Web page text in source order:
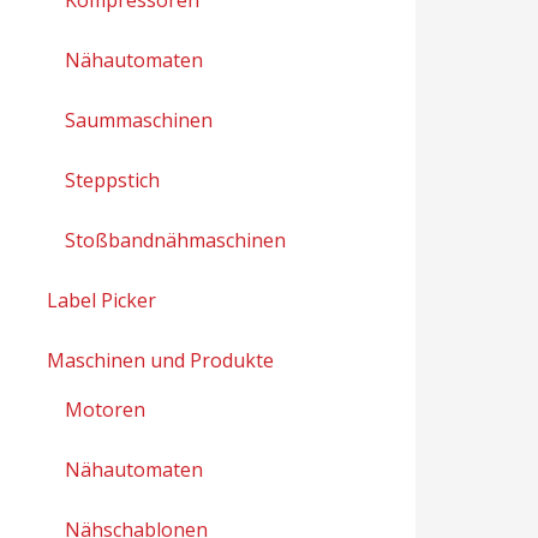
Nähautomaten
Saummaschinen
Steppstich
Stoßbandnähmaschinen
Label Picker
Maschinen und Produkte
Motoren
Nähautomaten
Nähschablonen